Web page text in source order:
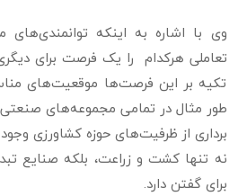
وی با اشاره به اینکه
تعاملی هرکدام را یک فرصت برای دیگری
تکیه بر این فرصت‌ها موقعیت‌های
طور مثال در تمامی مجموعه‌های صنعتی
برداری از ظرفیت‌های حوزه کشاورزی وجود
نه تنها کشت و زراعت، بلکه صنایع
برای گفتن دارد.